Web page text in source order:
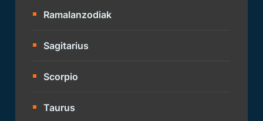
Ramalanzodiak
Sagitarius
Scorpio
Taurus